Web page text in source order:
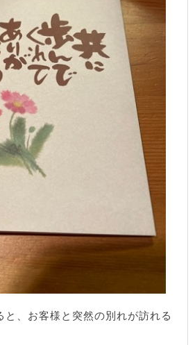
と、お客様と突然の別れが訪れる